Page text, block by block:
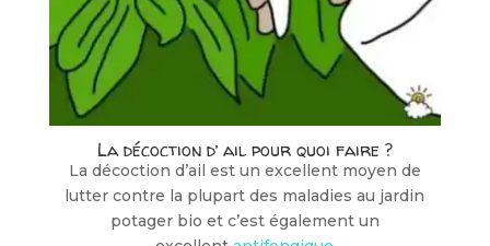
La décoction d’ ail pour quoi faire ?
La décoction d’ail est un excellent moyen de
lutter contre la plupart des maladies au jardin
potager bio et c’est également un